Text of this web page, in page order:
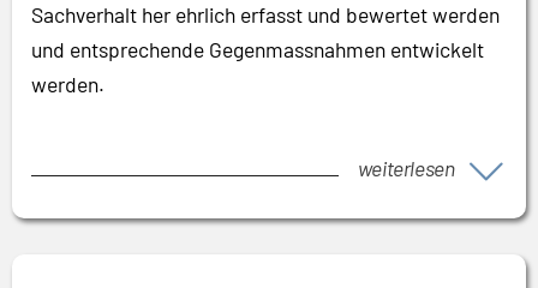
Sachverhalt her ehrlich erfasst und bewertet werden
und entsprechende Gegenmassnahmen entwickelt
werden.
weiterlesen